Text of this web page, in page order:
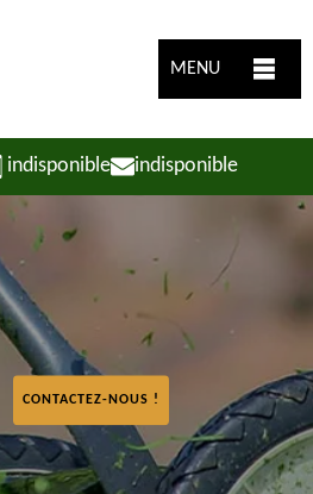
MENU
indisponible indisponible
CONTACTEZ-NOUS !